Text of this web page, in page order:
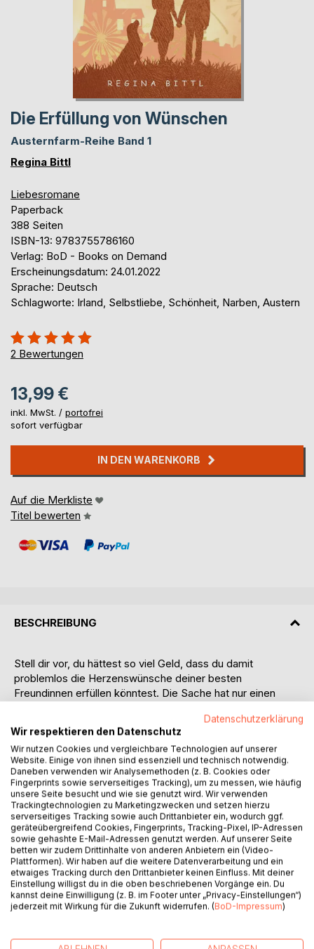
Die Erfüllung von Wünschen
Austernfarm-Reihe Band 1
Regina Bittl
Liebesromane
Paperback
388 Seiten
ISBN-13: 9783755786160
Verlag: BoD - Books on Demand
Erscheinungsdatum: 24.01.2022
Sprache: Deutsch
Schlagworte: Irland, Selbstliebe, Schönheit, Narben, Austern
Bewertung::
100%
2 Bewertungen
13,99 €
inkl. MwSt. / portofrei
sofort verfügbar
IN DEN WARENKORB
Auf die Merkliste
Titel bewerten
BESCHREIBUNG
Stell dir vor, du hättest so viel Geld, dass du damit
problemlos die Herzenswünsche deiner besten
Freundinnen erfüllen könntest. Die Sache hat nur einen
abgelegenen Austernfarm in Irland arbeiten. Wie würdest
du dich entscheiden?
Philomela, die alle nur Phil nennen, steht genau vor diesem
Dilemma. Dabei weiß sie kaum, was sie sich für sich selbst
wünscht. Seit einem schrecklichen Autounfall, der
großflächige Brandnarben auf ihrem Oberkörper und
unsichtbare Spuren in ihrer Seele hinterlassen hat, kann sie
sich nicht einmal mehr nackt im Spiegel betrachten.
Trotz aller Selbstzweifel wagt Phil das Abenteuer, aber
bereits am ersten Tag auf der grünen Insel scheint ihr
Vorhaben gescheitert. Daran sind eine Verwechslung
aufgrund ihres Spitznamens sowie das garstige Verhalten
des Farmbesitzers schuld. Damit ist er das komplette
Gegenteil der Helden in den Liebesromanen, die Phil so
Außerdem hätte sie mit ihrem Aussehen bei dem
Datenschutzerklärung
Wir respektieren den Datenschutz
Wir nutzen Cookies und vergleichbare Technologien auf unserer
Website. Einige von ihnen sind essenziell und technisch notwendig.
Daneben verwenden wir Analysemethoden (z. B. Cookies oder
Fingerprints sowie serverseitiges Tracking), um zu messen, wie häufig
unsere Seite besucht und wie sie genutzt wird. Wir verwenden
Trackingtechnologien zu Marketingzwecken und setzen hierzu
serverseitiges Tracking sowie auch Drittanbieter ein, wodurch ggf.
geräteübergreifend Cookies, Fingerprints, Tracking-Pixel, IP-Adressen
sowie gehashte E-Mail-Adressen genutzt werden. Auf unserer Seite
betten wir zudem Drittinhalte von anderen Anbietern ein (Video-
Plattformen). Wir haben auf die weitere Datenverarbeitung und ein
etwaiges Tracking durch den Drittanbieter keinen Einfluss. Mit deiner
Einstellung willigst du in die oben beschriebenen Vorgänge ein. Du
kannst deine Einwilligung (z. B. im Footer unter „Privacy-Einstellungen“)
jederzeit mit Wirkung für die Zukunft widerrufen. (BoD-Impressum)